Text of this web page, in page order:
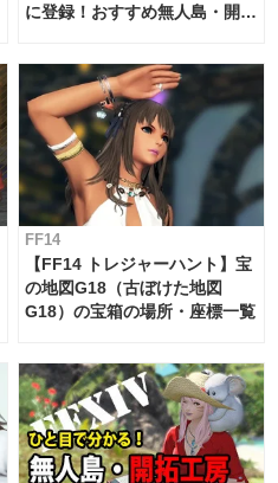
に登録！おすすめ無人島・開拓
FF14
【FF14 トレジャーハント】宝
の地図G18（古ぼけた地図
G18）の宝箱の場所・座標一覧